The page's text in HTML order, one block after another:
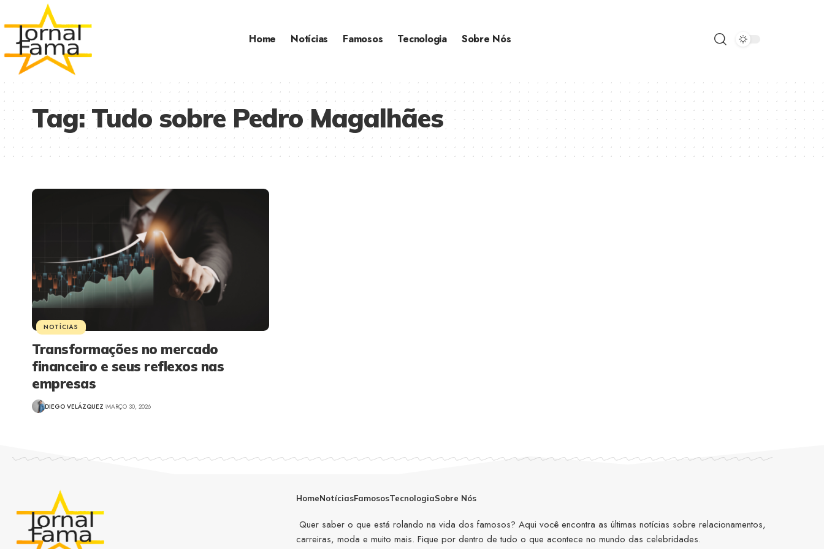
Home Notícias Famosos Tecnologia Sobre Nós
Tag:Tudo sobre Pedro Magalhães
NOTÍCIAS
Transformações no mercado
financeiro e seus reflexos nas
empresas
DIEGO VELÁZQUEZ MARÇO 30, 2026
HomeNotíciasFamososTecnologiaSobre Nós
Quer saber o que está rolando na vida dos famosos? Aqui você encontra as últimas notícias sobre relacionamentos,
carreiras, moda e muito mais. Fique por dentro de tudo o que acontece no mundo das celebridades.